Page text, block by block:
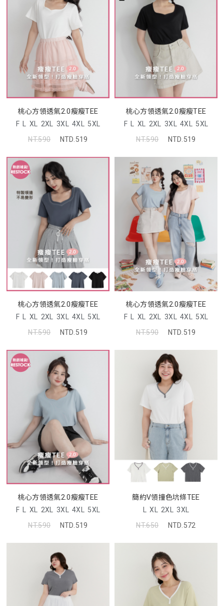
桃心方領透氣2.0瘦瘦TEE
F L XL 2XL 3XL 4XL 5XL
NT.590
NTD.519
桃心方領透氣2.0瘦瘦TEE
F L XL 2XL 3XL 4XL 5XL
NT.590
NTD.519
桃心方領透氣2.0瘦瘦TEE
F L XL 2XL 3XL 4XL 5XL
NT.590
NTD.519
桃心方領透氣2.0瘦瘦TEE
F L XL 2XL 3XL 4XL 5XL
NT.590
NTD.519
桃心方領透氣2.0瘦瘦TEE
F L XL 2XL 3XL 4XL 5XL
NT.590
NTD.519
簡約V領撞色坑條TEE
L XL 2XL 3XL
NT.650
NTD.572